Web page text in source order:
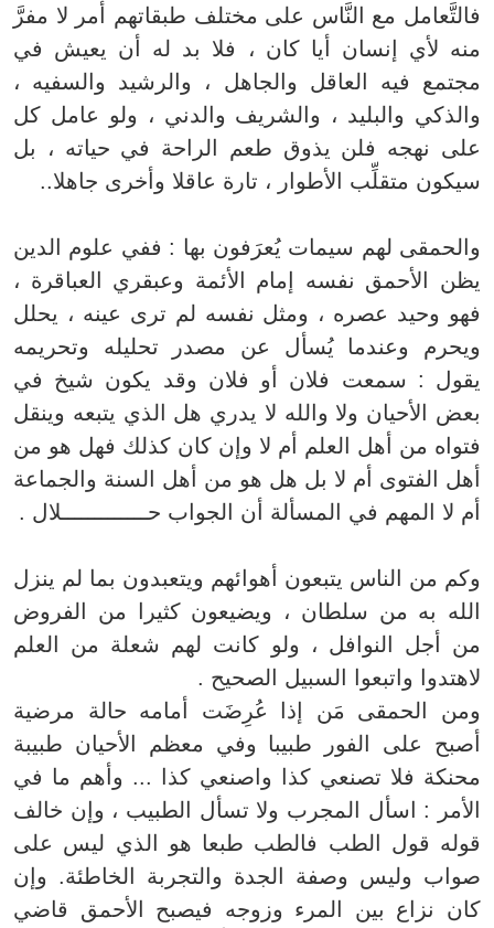
فالتَّعامل مع النَّاس على مختلف طبقاتهم أمر لا مفرَّ
منه لأي إنسان أيا كان ، فلا بد له أن يعيش في
مجتمع فيه العاقل والجاهل ، والرشيد والسفيه ،
والذكي والبليد ، والشريف والدني ، ولو عامل كل
على نهجه فلن يذوق طعم الراحة في حياته ، بل
سيكون متقلِّب الأطوار ، تارة عاقلا وأخرى جاهلا..
والحمقى لهم سيمات يُعرَفون بها : ففي علوم الدين
يظن الأحمق نفسه إمام الأئمة وعبقري العباقرة ،
فهو وحيد عصره ، ومثل نفسه لم ترى عينه ، يحلل
ويحرم وعندما يُسأل عن مصدر تحليله وتحريمه
يقول : سمعت فلان أو فلان وقد يكون شيخ في
بعض الأحيان ولا والله لا يدري هل الذي يتبعه وينقل
فتواه من أهل العلم أم لا وإن كان كذلك فهل هو من
أهل الفتوى أم لا بل هل هو من أهل السنة والجماعة
أم لا المهم في المسألة أن الجواب حـــــــــــــلال .
وكم من الناس يتبعون أهوائهم ويتعبدون بما لم ينزل
الله به من سلطان ، ويضيعون كثيرا من الفروض
من أجل النوافل ، ولو كانت لهم شعلة من العلم
لاهتدوا واتبعوا السبيل الصحيح .
ومن الحمقى مَن إذا عُرِضَت أمامه حالة مرضية
أصبح على الفور طبيبا وفي معظم الأحيان طبيبة
محنكة فلا تصنعي كذا واصنعي كذا ... وأهم ما في
الأمر : اسأل المجرب ولا تسأل الطبيب ، وإن خالف
قوله قول الطب فالطب طبعا هو الذي ليس على
صواب وليس وصفة الجدة والتجربة الخاطئة. وإن
كان نزاع بين المرء وزوجه فيصبح الأحمق قاضي